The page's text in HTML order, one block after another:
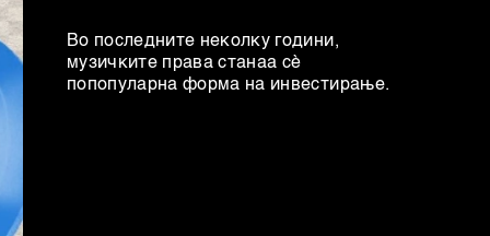
Во последните неколку години,
музичките права станаа сè
попопуларна форма на инвестирање.